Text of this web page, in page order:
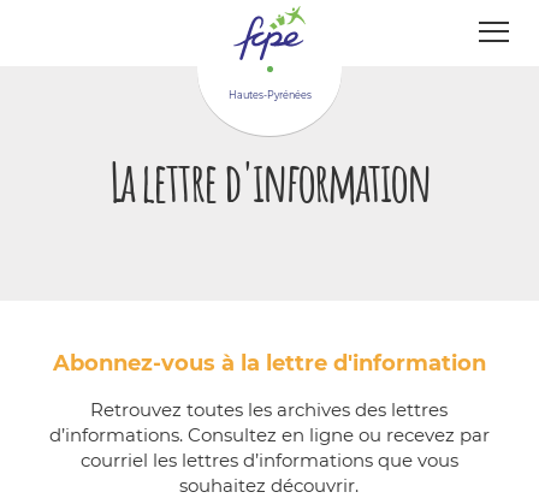
Hautes-Pyrénées
La lettre d'information
Abonnez-vous à la lettre d'information
Retrouvez toutes les archives des lettres
d’informations. Consultez en ligne ou recevez par
courriel les lettres d’informations que vous
souhaitez découvrir.